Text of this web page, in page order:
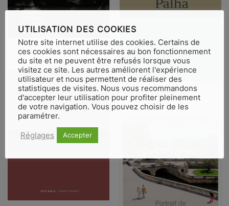
VUE RAPIDE
19,00€
VUE RAPIDE
16,00€
UTILISATION DES COOKIES
Notre site internet utilise des cookies. Certains de
ces cookies sont nécessaires au bon fonctionnement
du site et ne peuvent être refusés lorsque vous
visitez ce site. Les autres améliorent l'expérience
utilisateur et nous permettent de réaliser des
statistiques de visites. Nous vous recommandons
d'accepter leur utilisation pour profiter pleinement
de votre navigation. Vous pouvez choisir de les
paramétrer.
Réglages Accepter